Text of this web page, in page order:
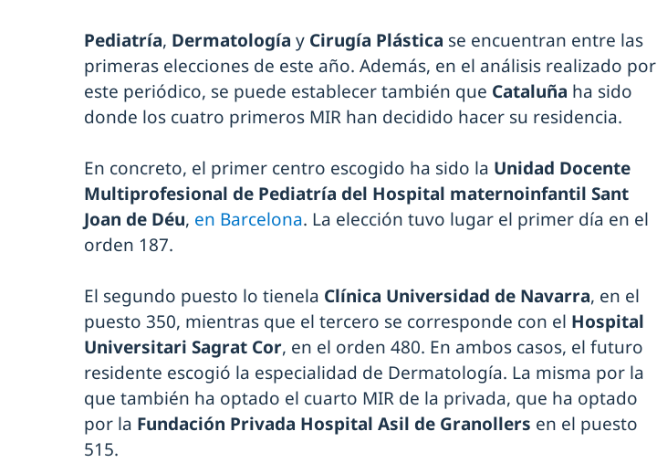
Pediatría, Dermatología y Cirugía Plástica se encuentran entre las
primeras elecciones de este año. Además, en el análisis realizado por
este periódico, se puede establecer también que Cataluña ha sido
donde los cuatro primeros MIR han decidido hacer su residencia.
En concreto, el primer centro escogido ha sido la Unidad Docente
Multiprofesional de Pediatría del Hospital maternoinfantil Sant
Joan de Déu, en Barcelona. La elección tuvo lugar el primer día en el
orden 187.
El segundo puesto lo tienela Clínica Universidad de Navarra, en el
puesto 350, mientras que el tercero se corresponde con el Hospital
Universitari Sagrat Cor, en el orden 480. En ambos casos, el futuro
residente escogió la especialidad de Dermatología. La misma por la
que también ha optado el cuarto MIR de la privada, que ha optado
por la Fundación Privada Hospital Asil de Granollers en el puesto
515.